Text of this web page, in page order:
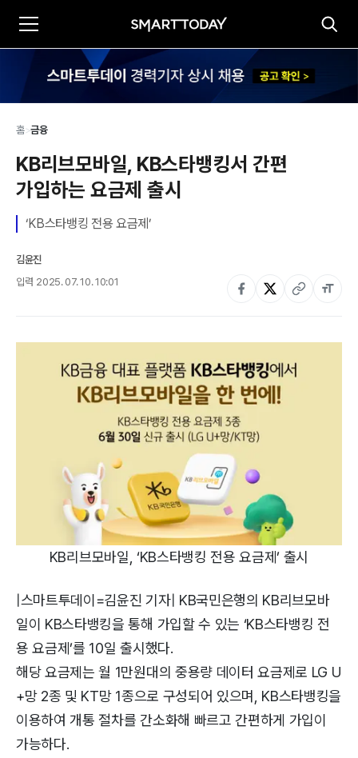
홈>금융
KB리브모바일, KB스타뱅킹서 간편
가입하는 요금제 출시
‘KB스타뱅킹 전용 요금제’
김윤진
입력 2025. 07. 10. 10:01
KB리브모바일, ‘KB스타뱅킹 전용 요금제’ 출시
|스마트투데이=김윤진 기자| KB국민은행의 KB리브모바
일이 KB스타뱅킹을 통해 가입할 수 있는 ‘KB스타뱅킹 전
용 요금제’를 10일 출시했다.
해당 요금제는 월 1만원대의 중용량 데이터 요금제로 LG U
+망 2종 및 KT망 1종으로 구성되어 있으며, KB스타뱅킹을
이용하여 개통 절차를 간소화해 빠르고 간편하게 가입이
가능하다.